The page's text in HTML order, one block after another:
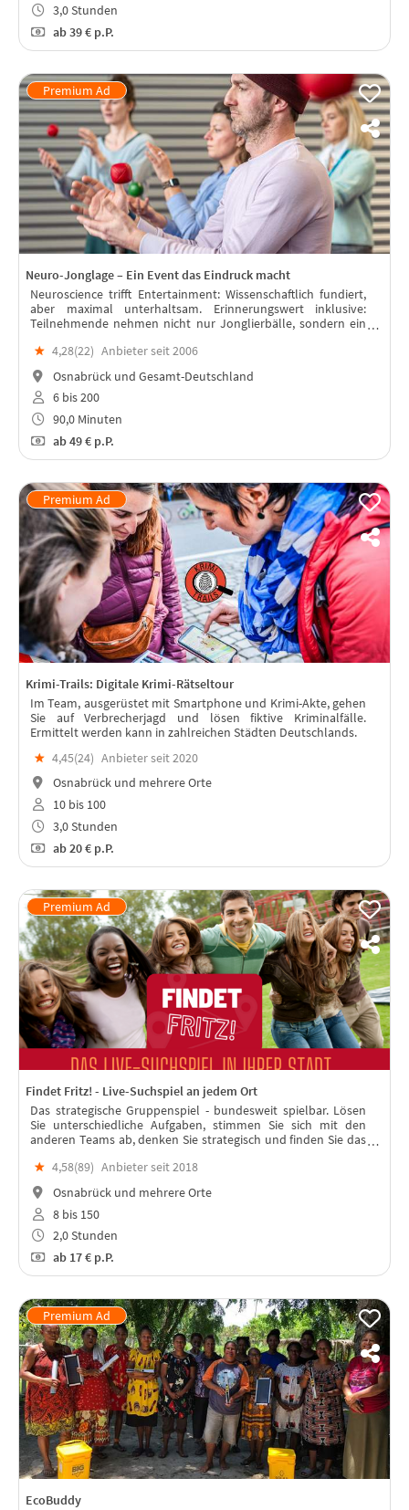
3,0 Stunden
ab39 € p.P.
Neuro-Jonglage – Ein Event das Eindruck macht
Neuroscience trifft Entertainment: Wissenschaftlich fundiert,
aber maximal unterhaltsam. Erinnerungswert inklusive:
Teilnehmende nehmen nicht nur Jonglierbälle, sondern ein
★ 4,28(22) Anbieter seit 2006
Osnabrück und Gesamt-Deutschland
6 bis 200
90,0 Minuten
ab49 € p.P.
Krimi-Trails: Digitale Krimi-Rätseltour
Im Team, ausgerüstet mit Smartphone und Krimi-Akte, gehen
Sie auf Verbrecherjagd und lösen fiktive Kriminalfälle.
Ermittelt werden kann in zahlreichen Städten Deutschlands.
★ 4,45(24) Anbieter seit 2020
Osnabrück und mehrere Orte
10 bis 100
3,0 Stunden
ab20 € p.P.
Findet Fritz! - Live-Suchspiel an jedem Ort
Das strategische Gruppenspiel - bundesweit spielbar. Lösen
Sie unterschiedliche Aufgaben, stimmen Sie sich mit den
anderen Teams ab, denken Sie strategisch und finden Sie das
★ 4,58(89) Anbieter seit 2018
Osnabrück und mehrere Orte
8 bis 150
2,0 Stunden
ab17 € p.P.
EcoBuddy